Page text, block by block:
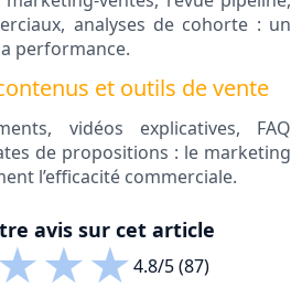
analyses de cohorte : un
performance.
et outils de vente
vidéos explicatives, FAQ
de propositions : le marketing
l’efficacité commerciale.
avis sur cet article
★★★4.8/5 (87)